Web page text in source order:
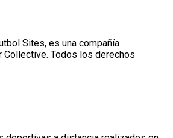
Sites, es una compañía
Collective. Todos los derechos